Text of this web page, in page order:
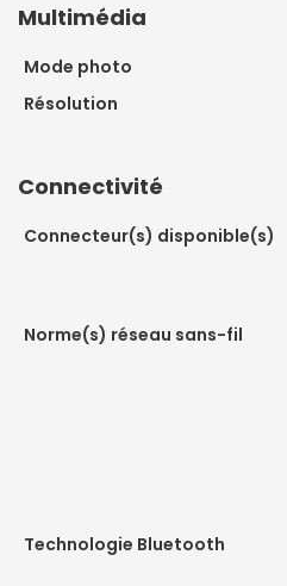
Multimédia
Mode photo
Résolution
Connectivité
Connecteur(s) disponible(s)
Norme(s) réseau sans-fil
Technologie Bluetooth